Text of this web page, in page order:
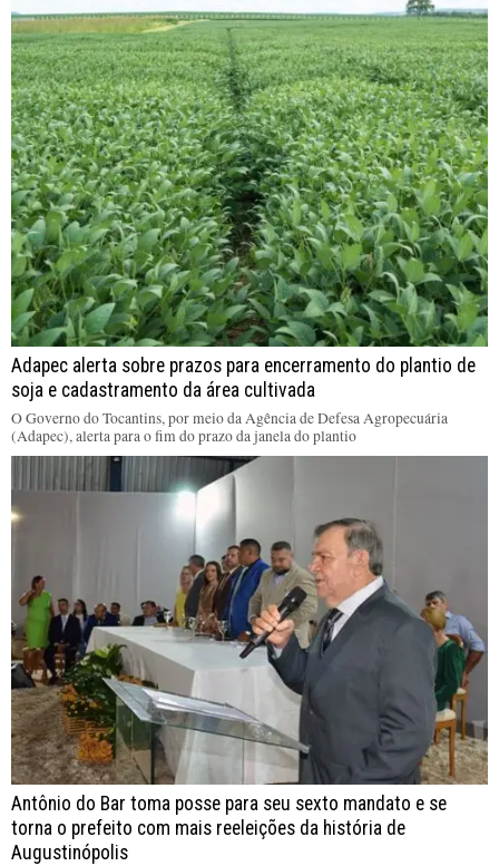
Adapec alerta sobre prazos para encerramento do plantio de
soja e cadastramento da área cultivada
O Governo do Tocantins, por meio da Agência de Defesa Agropecuária
(Adapec), alerta para o fim do prazo da janela do plantio
Antônio do Bar toma posse para seu sexto mandato e se
torna o prefeito com mais reeleições da história de
Augustinópolis